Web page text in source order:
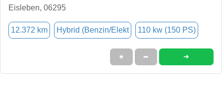
Eisleben, 06295
12.372 km Hybrid (Benzin/Elekt 110 kw (150 PS)
★ ➦ ➜